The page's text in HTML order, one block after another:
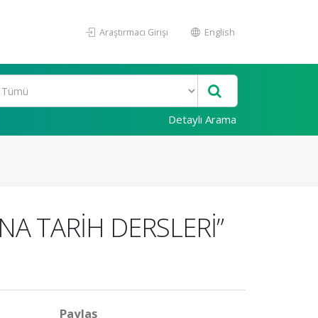
Araştırmacı Girişi English
Detaylı Arama
TARİH DERSLERİ”
Paylaş